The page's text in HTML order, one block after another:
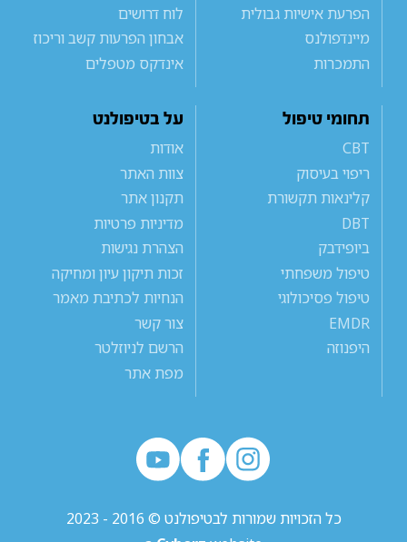
הפרעת אישיות גבולית
מיינדפולנס
התמכרות
לוח דרושים
אבחון הפרעות קשב וריכוז
אינדקס מטפלים
תחומי טיפול
CBT
ריפוי בעיסוק
קלינאות תקשורת
DBT
ביופידבק
טיפול משפחתי
טיפול פסיכולוגי
EMDR
היפנוזה
על בטיפולנט
אודות
צוות האתר
תקנון אתר
מדיניות פרטיות
הצהרת נגישות
זכות תיקון עיון ומחיקה
הנחיות לכתיבת מאמר
צור קשר
הרשם לניוזלטר
מפת אתר
כל הזכויות שמורות לבטיפולנט © 2016 - 2023